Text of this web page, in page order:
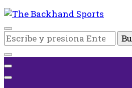
The Backhand Sports
Inicio
¿Buscas
algo?